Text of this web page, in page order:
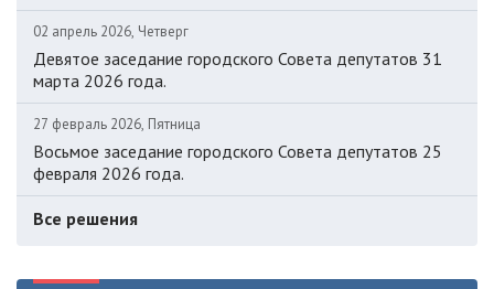
02 апрель 2026, Четверг
Девятое заседание городского Совета депутатов 31
марта 2026 года.
27 февраль 2026, Пятница
Восьмое заседание городского Совета депутатов 25
февраля 2026 года.
Все решения